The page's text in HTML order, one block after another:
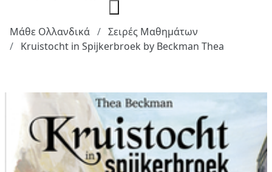
Μάθε Ολλανδικά
Σειρές Μαθημάτων
Kruistocht in Spijkerbroek by Beckman Thea